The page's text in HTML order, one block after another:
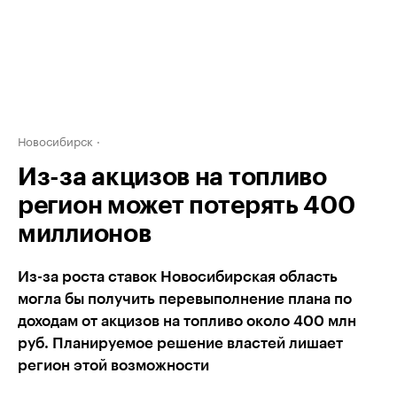
Новосибирск
Из-за акцизов на топливо
регион может потерять 400
миллионов
Из-за роста ставок Новосибирская область
могла бы получить перевыполнение плана по
доходам от акцизов на топливо около 400 млн
руб. Планируемое решение властей лишает
регион этой возможности